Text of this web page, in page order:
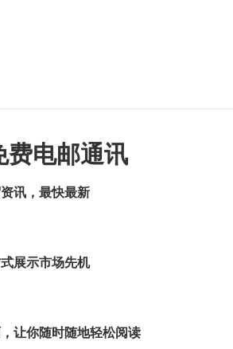
费电邮通讯
讯，最快最新
展示市场先机
让你随时随地轻松阅读